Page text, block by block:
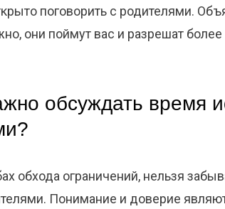
поговорить с родителями.
они поймут вас и разрешат
обсуждать время
обхода ограничений, нельзя
Понимание и доверие